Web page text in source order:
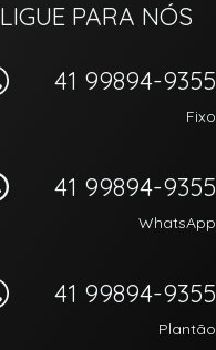
LIGUE PARA NÓS
41 99894-9355
Fixo
41 99894-9355
WhatsApp
41 99894-9355
Plantão